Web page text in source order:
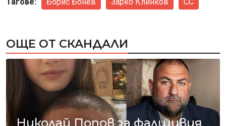
ОЩЕ ОТ СКАНДАЛИ
Николай Попов за фалшивия